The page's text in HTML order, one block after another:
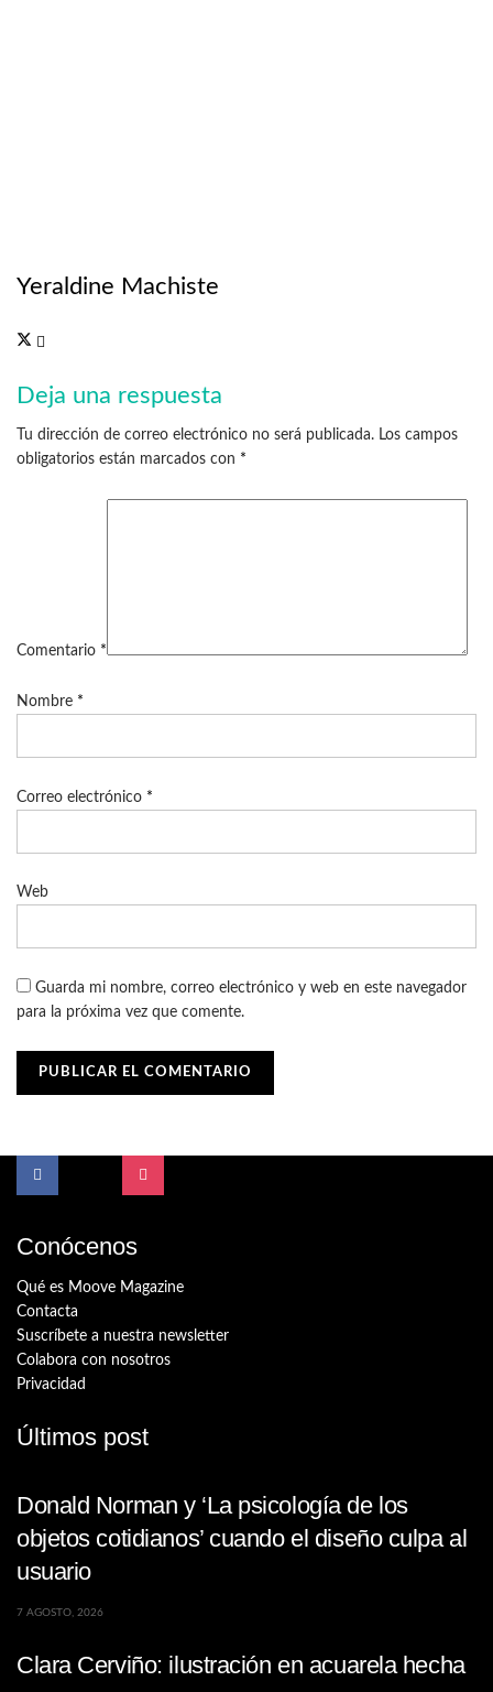
Yeraldine Machiste
Deja una respuesta
Tu dirección de correo electrónico no será publicada. Los campos
obligatorios están marcados con *
Comentario *
Nombre *
Correo electrónico *
Web
Guarda mi nombre, correo electrónico y web en este navegador
para la próxima vez que comente.
Conócenos
Qué es Moove Magazine
Contacta
Suscríbete a nuestra newsletter
Colabora con nosotros
Privacidad
Últimos post
Donald Norman y ‘La psicología de los
objetos cotidianos’ cuando el diseño culpa al
usuario
7 AGOSTO, 2026
Clara Cerviño: ilustración en acuarela hecha